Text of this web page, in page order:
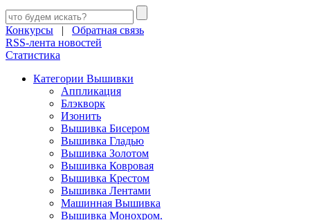
Конкурсы | Обратная связь
RSS-лента новостей
Статистика
Категории Вышивки
Аппликация
Блэкворк
Изонить
Вышивка Бисером
Вышивка Гладью
Вышивка Золотом
Вышивка Ковровая
Вышивка Крестом
Вышивка Лентами
Машинная Вышивка
Вышивка Монохром.